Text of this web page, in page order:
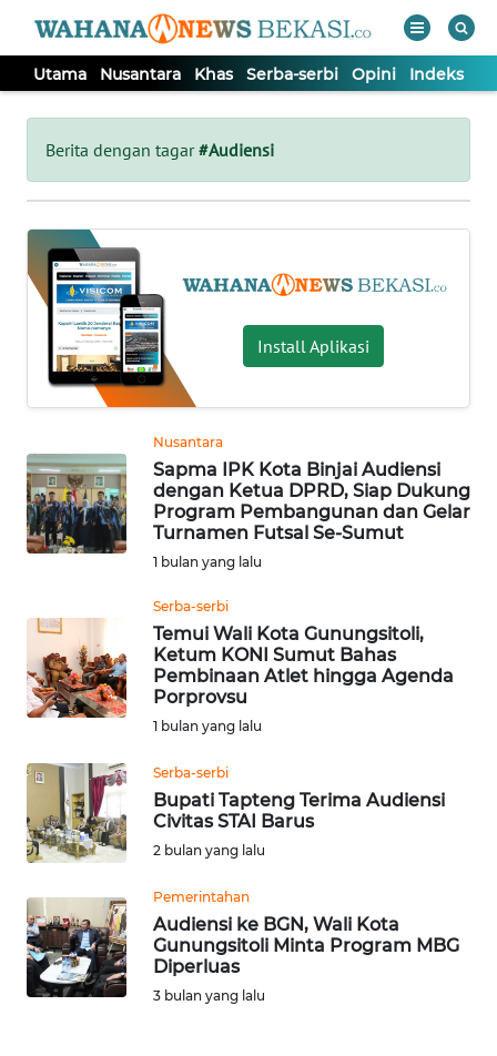
Utama Nusantara Khas Serba-serbi Opini Indeks
Berita dengan tagar#Audiensi
Install Aplikasi
Nusantara
Sapma IPK Kota Binjai Audiensi
dengan Ketua DPRD, Siap Dukung
Program Pembangunan dan Gelar
Turnamen Futsal Se-Sumut
1 bulan yang lalu
Serba-serbi
Temui Wali Kota Gunungsitoli,
Ketum KONI Sumut Bahas
Pembinaan Atlet hingga Agenda
Porprovsu
1 bulan yang lalu
Serba-serbi
Bupati Tapteng Terima Audiensi
Civitas STAI Barus
2 bulan yang lalu
Pemerintahan
Audiensi ke BGN, Wali Kota
Gunungsitoli Minta Program MBG
Diperluas
3 bulan yang lalu
Tutup
UTAMA
NUSANTARA
KHAS
SERBA-
SERBI
OPINI
Informasi
KONTAK
KAMI
IKLAN
TENTANG
KAMI
PEDOMAN
MEDIA
SIBER